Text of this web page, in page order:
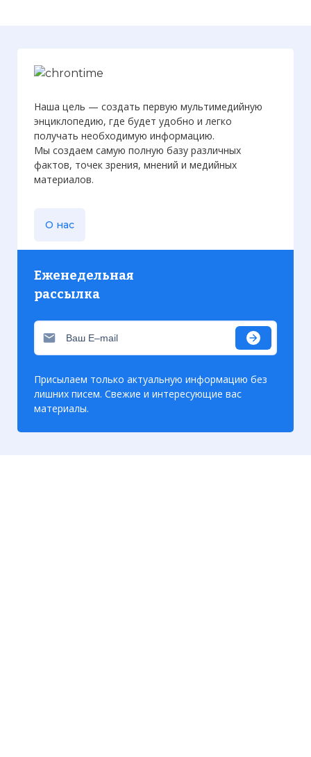
Наша цель — создать первую мультимедийную
энциклопедию, где будет удобно и легко
получать необходимую информацию.
Мы создаем самую полную базу различных
фактов, точек зрения, мнений и медийных
материалов.
О нас
Еженедельная
рассылка
Присылаем только актуальную информацию без
лишних писем. Свежие и интересующие вас
материалы.